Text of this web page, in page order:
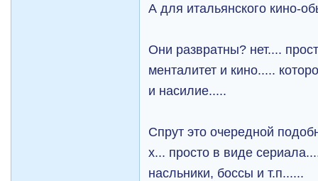
А для итальянского кино-
Они развратны? нет....
менталитет и кино.....
и насилие.....
Спрут это очередной
х... просто в виде
насльники, боссы и т.п......